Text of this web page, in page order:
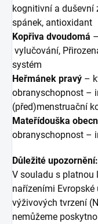
kognitivní a
spánek, antioxidant
Kopřiva dvoudomá
vylučování,
systém
Heřmánek pravý –
obranyschopnost –
(před)menstruační
Mateřídouška
obranyschopnost –
Důležité upozornění:
V souladu s platnou
nařízeními
výživových tvrzení
nemůžeme